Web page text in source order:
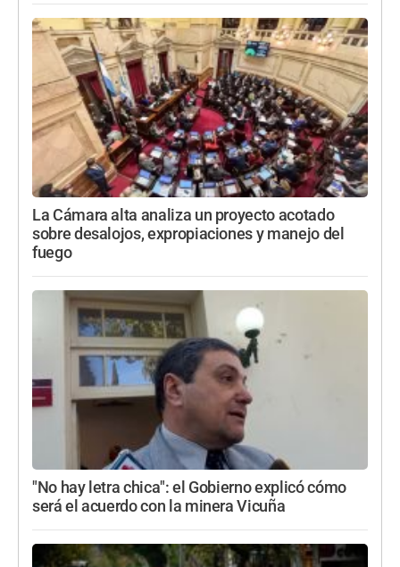
La Cámara alta analiza un proyecto acotado
sobre desalojos, expropiaciones y manejo del
fuego
"No hay letra chica": el Gobierno explicó cómo
será el acuerdo con la minera Vicuña